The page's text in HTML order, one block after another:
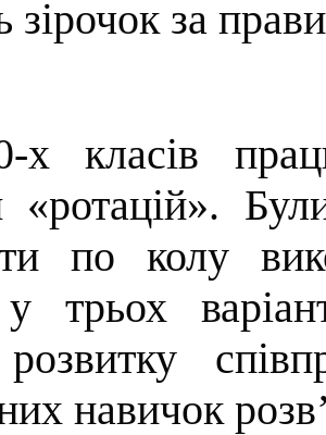
зірочок за
х класів
«ротацій».
по колу
трьох
навичок